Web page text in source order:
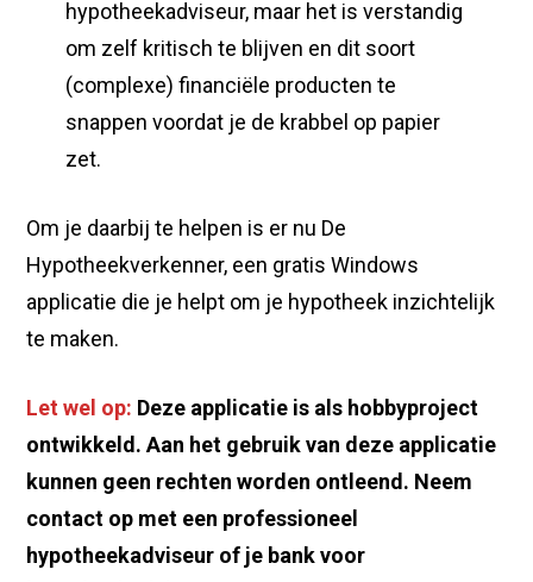
hypotheekadviseur, maar het is verstandig
om zelf kritisch te blijven en dit soort
(complexe) financiële producten te
snappen voordat je de krabbel op papier
zet.
Om je daarbij te helpen is er nu De
Hypotheekverkenner, een gratis Windows
applicatie die je helpt om je hypotheek inzichtelijk
te maken.
Let wel op: Deze applicatie is als hobbyproject
ontwikkeld. Aan het gebruik van deze applicatie
kunnen geen rechten worden ontleend. Neem
contact op met een professioneel
hypotheekadviseur of je bank voor